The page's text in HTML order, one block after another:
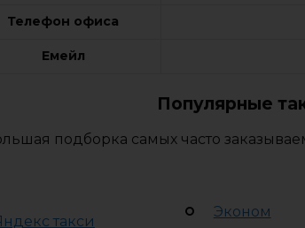
Телефон офиса
Емейл
Популярные
подборка самых часто
такси
Эконом